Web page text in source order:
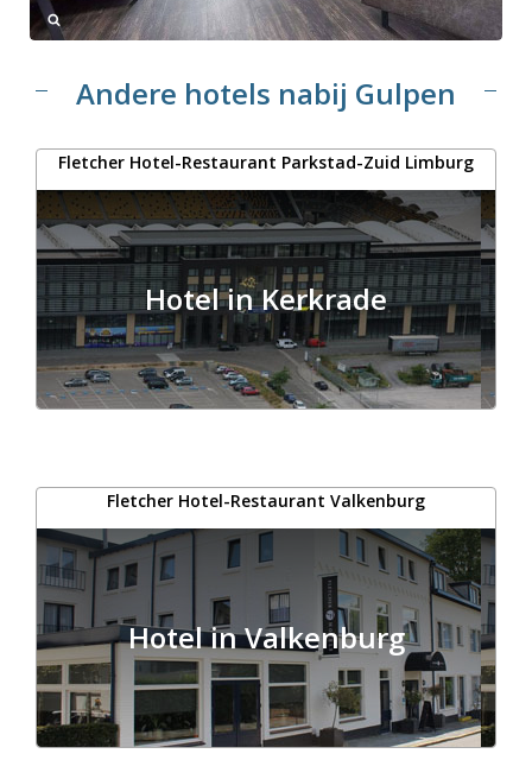
Andere hotels nabij Gulpen
Fletcher Hotel-Restaurant Parkstad-Zuid Limburg
Hotel in Kerkrade
Fletcher Hotel-Restaurant Valkenburg
Hotel in Valkenburg